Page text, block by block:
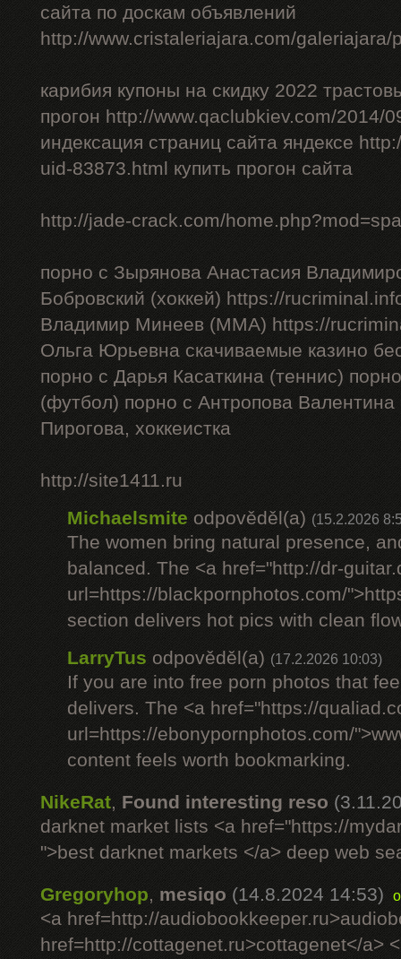
сайта по доскам объявлений
http://www.cristaleriajara.com/galeriajara/
карибия купоны на скидку 2022
прогон http://www.qaclubkiev.com/2014/
индексация страниц сайта яндексе
uid-83873.html купить прогон сайта
http://jade-crack.com/
порно с Зырянова Анастасия
Бобровский (хоккей) https://
Владимир Минеев (ММА) https://
Ольга Юрьевна скачиваемые казино
порно с Дарья Касаткина (теннис)
(футбол) порно с Антропова
Пирогова, хоккеистка
http://site1411.ru
Michaelsmite odpověděl(a) (15.2.2026
The women bring natural presence,
balanced. The <a href="http://dr-
url=https://blackpornphotos.com/
section delivers hot pics with clean
LarryTus odpověděl(a) (17.2.2026 10:03)
If you are into free porn photos that
delivers. The <a href="https://
url=https://ebonypornphotos.com/
content feels worth bookmarking.
NikeRat, Found interesting reso
darknet market lists <a href="https://
">best darknet markets </a> deep web
Gregoryhop, mesiqo (14.8.2024 14:53)
<a href=http://
href=http://cottagenet.ru>cottagenet</a>